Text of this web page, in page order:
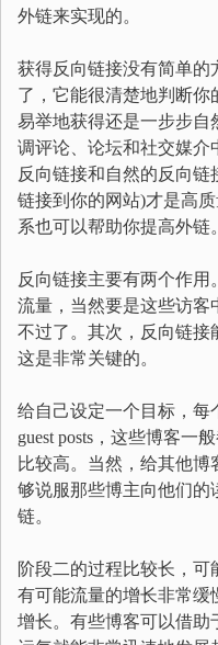
外链来实现的。
获得反向链接没有简单的
了，它能很清楚地判断你
易举地获得还是一步步自
调评论、论坛和社交媒介
反向链接和自然的反向
链接到你的网站)才是高
系也可以帮助你提高外链。
反向链接主要有两个作
流量，当然要是这些访客
不过了。其次，反向链接
这是非常关键的。
给自己设定一个目标，每
guest posts，这些博客一
比较高。当然，给其他博
够说服那些博主向他们的
链。
阶段二的过程比较长，可
有可能流量的增长非常缓
增长。有些博客可以借助